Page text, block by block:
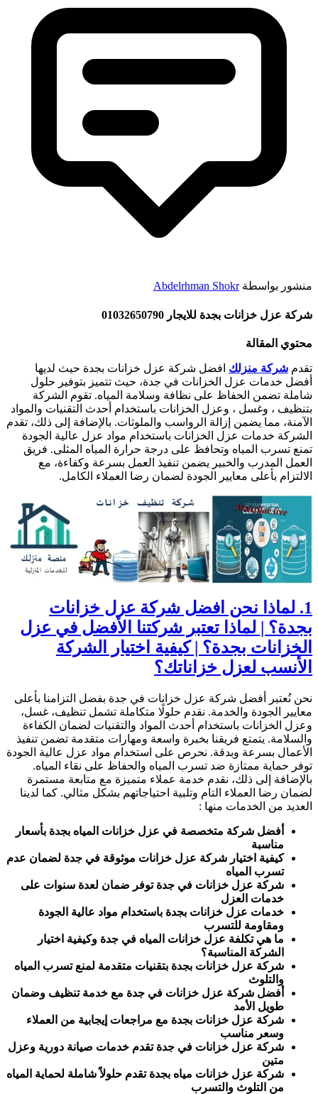
منشور بواسطةAbdelrhman Shokr
شركة عزل خزانات بجدة للايجار 01032650790
محتوي المقالة
تقدم شركة منزلك افضل شركة عزل خزانات بجدة حيث لديها
أفضل خدمات عزل الخزانات في جدة، حيث تتميز بتوفير حلول
شاملة تضمن الحفاظ على نظافة وسلامة المياه. تقوم الشركة
بتنظيف ، وغسل ، وعزل الخزانات باستخدام أحدث التقنيات والمواد
الآمنة، مما يضمن إزالة الرواسب والملوثات. بالإضافة إلى ذلك، تقدم
الشركة خدمات عزل الخزانات باستخدام مواد عزل عالية الجودة
تمنع تسرب المياه وتحافظ على درجة حرارة المياه المثلى. فريق
العمل المدرب والخبير يضمن تنفيذ العمل بسرعة وكفاءة، مع
الالتزام بأعلى معايير الجودة لضمان رضا العملاء الكامل.
1. لماذا نحن افضل شركة عزل خزانات
بجدة؟ | لماذا تعتبر شركتنا الأفضل في عزل
الخزانات بجدة؟ | كيفية اختيار الشركة
الأنسب لعزل خزاناتك؟
نحن نُعتبر أفضل شركة عزل خزانات في جدة بفضل التزامنا بأعلى
معايير الجودة والخدمة. نقدم حلولًا متكاملة تشمل تنظيف، غسل،
وعزل الخزانات باستخدام أحدث المواد والتقنيات لضمان الكفاءة
والسلامة. يتمتع فريقنا بخبرة واسعة ومهارات متقدمة تضمن تنفيذ
الأعمال بسرعة وبدقة. نحرص على استخدام مواد عزل عالية الجودة
توفر حماية ممتازة ضد تسرب المياه والحفاظ على نقاء المياه.
بالإضافة إلى ذلك، نقدم خدمة عملاء متميزة مع متابعة مستمرة
لضمان رضا العملاء التام وتلبية احتياجاتهم بشكل مثالي. كما لدينا
العديد من الخدمات منها :
أفضل شركة متخصصة في عزل خزانات المياه بجدة بأسعار
مناسبة
كيفية اختيار شركة عزل خزانات موثوقة في جدة لضمان عدم
تسرب المياه
شركة عزل خزانات في جدة توفر ضمان لعدة سنوات على
خدمات العزل
خدمات عزل خزانات بجدة باستخدام مواد عالية الجودة
ومقاومة للتسرب
ما هي تكلفة عزل خزانات المياه في جدة وكيفية اختيار
الشركة المناسبة؟
شركة عزل خزانات بجدة بتقنيات متقدمة لمنع تسرب المياه
والتلوث
أفضل شركة عزل خزانات في جدة مع خدمة تنظيف وضمان
طويل الأمد
شركة عزل خزانات بجدة مع مراجعات إيجابية من العملاء
وسعر مناسب
شركة عزل خزانات في جدة تقدم خدمات صيانة دورية وعزل
متين
شركة عزل خزانات مياه بجدة تقدم حلولاً شاملة لحماية المياه
من التلوث والتسرب